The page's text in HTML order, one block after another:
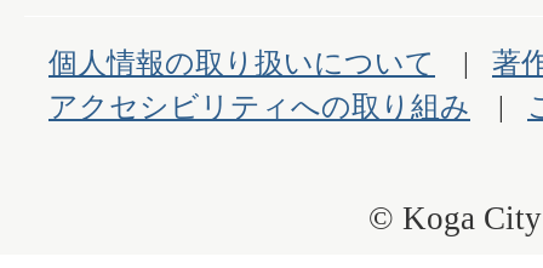
個人情報の取り扱いについて
著
アクセシビリティへの取り組み
© Koga City